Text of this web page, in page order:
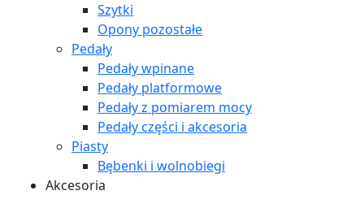
Szytki
Opony pozostałe
Pedały
Pedały wpinane
Pedały platformowe
Pedały z pomiarem mocy
Pedały części i akcesoria
Piasty
Bębenki i wolnobiegi
Akcesoria